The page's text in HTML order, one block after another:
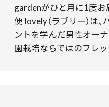
gardenがひと月に1度
便 lovely（ラブリー）は
ントを学んだ男性オー
園栽培ならではのフレ